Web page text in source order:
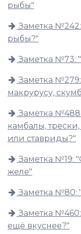
рыбы"
Заметка
рыбы?"
Заметка №73:
Заметка №279:
макрурусу,
Заметка
камбалы,
или ставриды?"
Заметка №19:
желе"
Заметка №80:
Заметка
ещё вкуснее?"